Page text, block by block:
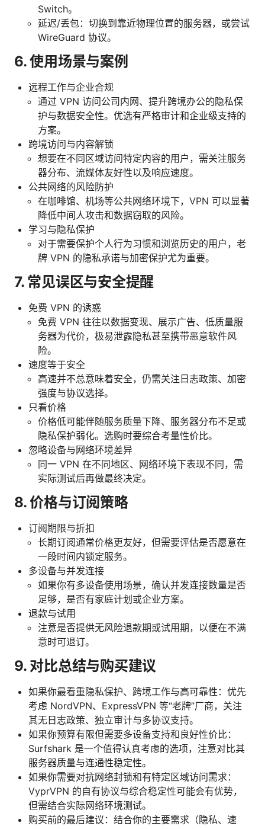
Switch。
延迟/丢包：切换到靠近物理位置的服务器，或尝试
WireGuard 协议。
6. 使用场景与案例
远程工作与企业合规
通过 VPN 访问公司内网、提升跨境办公的隐私保
护与数据安全性。优选有严格审计和企业级支持的
方案。
跨境访问与内容解锁
想要在不同区域访问特定内容的用户，需关注服务
器分布、流媒体友好性以及响应速度。
公共网络的风险防护
在咖啡馆、机场等公共网络环境下，VPN 可以显著
降低中间人攻击和数据窃取的风险。
学习与隐私保护
对于需要保护个人行为习惯和浏览历史的用户，老
牌 VPN 的隐私承诺与加密保护尤为重要。
7. 常见误区与安全提醒
免费 VPN 的诱惑
免费 VPN 往往以数据变现、展示广告、低质量服
务器为代价，极易泄露隐私甚至携带恶意软件风
险。
速度等于安全
高速并不总意味着安全，仍需关注日志政策、加密
强度与协议选择。
只看价格
价格低可能伴随服务质量下降、服务器分布不足或
隐私保护弱化。选购时要综合考量性价比。
忽略设备与网络环境差异
同一 VPN 在不同地区、网络环境下表现不同，需
实际测试后再做最终决定。
8. 价格与订阅策略
订阅期限与折扣
长期订阅通常价格更友好，但需要评估是否愿意在
一段时间内锁定服务。
多设备与并发连接
如果你有多设备使用场景，确认并发连接数量是否
足够，是否有家庭计划或企业方案。
退款与试用
注意是否提供无风险退款期或试用期，以便在不满
意时可退订。
9. 对比总结与购买建议
如果你最看重隐私保护、跨境工作与高可靠性：优先
考虑 NordVPN、ExpressVPN 等“老牌”厂商，关注
其无日志政策、独立审计与多协议支持。
如果你预算有限但需要多设备支持和良好性价比：
Surfshark 是一个值得认真考虑的选项，注意对比其
服务器质量与连通性稳定性。
如果你需要对抗网络封锁和有特定区域访问需求：
VyprVPN 的自有协议与综合稳定性可能会有优势，
但需结合实际网络环境测试。
购买前的最后建议：结合你的主要需求（隐私、速